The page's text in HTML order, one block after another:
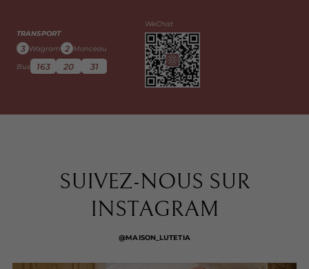
TRANSPORT
3 Wagram 2 Monceau
Bus
163 20 31
WeChat
SUIVEZ-NOUS SUR
INSTAGRAM
@MAISON_LUTETIA